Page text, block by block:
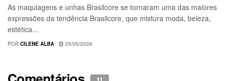
As maquiagens e unhas Brasilcore se tornaram uma das maiores
expressões da tendência Brasilcore, que mistura moda, beleza,
estética...
POR CILENE ALBA 25/05/2026